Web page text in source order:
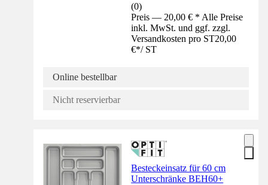
(0)
Preis — 20,00 € * Alle Preise
inkl. MwSt. und ggf. zzgl.
Versandkosten pro ST20,00
€*/ ST
Online bestellbar
Nicht reservierbar
Besteckeinsatz für 60 cm
Unterschränke BEH60+